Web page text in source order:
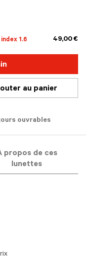
1.6 49,00 €
au panier
ouvrables
propos de ces
lunettes